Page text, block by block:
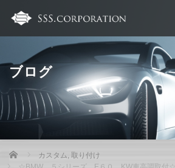
ブログ
Home カスタム, 取り付け